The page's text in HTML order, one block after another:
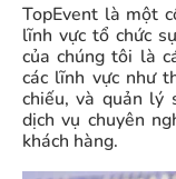
TopEvent là một
lĩnh vực tổ chức
của chúng tôi là
các lĩnh vực như
chiếu, và quản lý
dịch vụ chuyên
khách hàng.